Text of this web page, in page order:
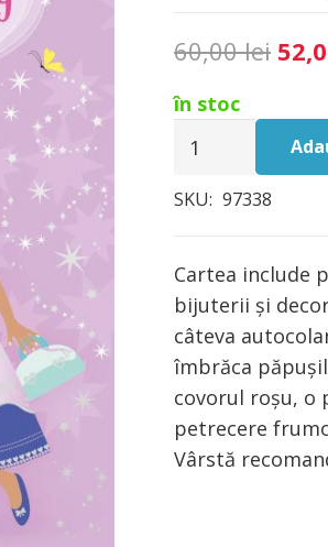
60,00lei
a
în stoc
Carte
cu
dressing
Princesses,
Usborne
SKU: 97338
Cartea include
bijuterii și
câteva
îmbrăca
covorul roșu, o
petrecere
Vârstă